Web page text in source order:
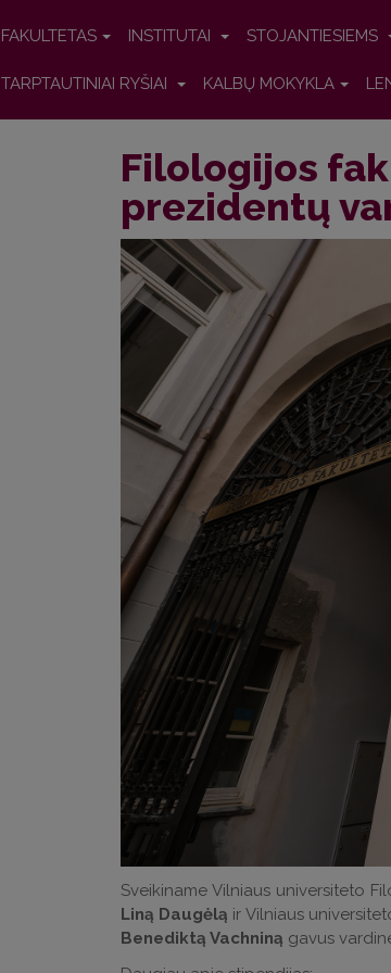
FAKULTETAS INSTITUTAI STOJANTIESIEMS
TARPTAUTINIAI RYŠIAI KALBŲ MOKYKLA
Filologijos
prezidentų
Sveikiname Vilniaus universiteto
Liną Daugėlą ir Vilniaus
Benediktą Vachniną gavus